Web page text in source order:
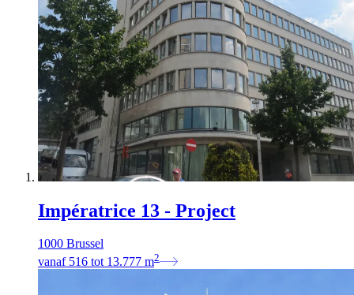
Impératrice 13 - Project
1000 Brussel
vanaf 516 tot 13.777 m2